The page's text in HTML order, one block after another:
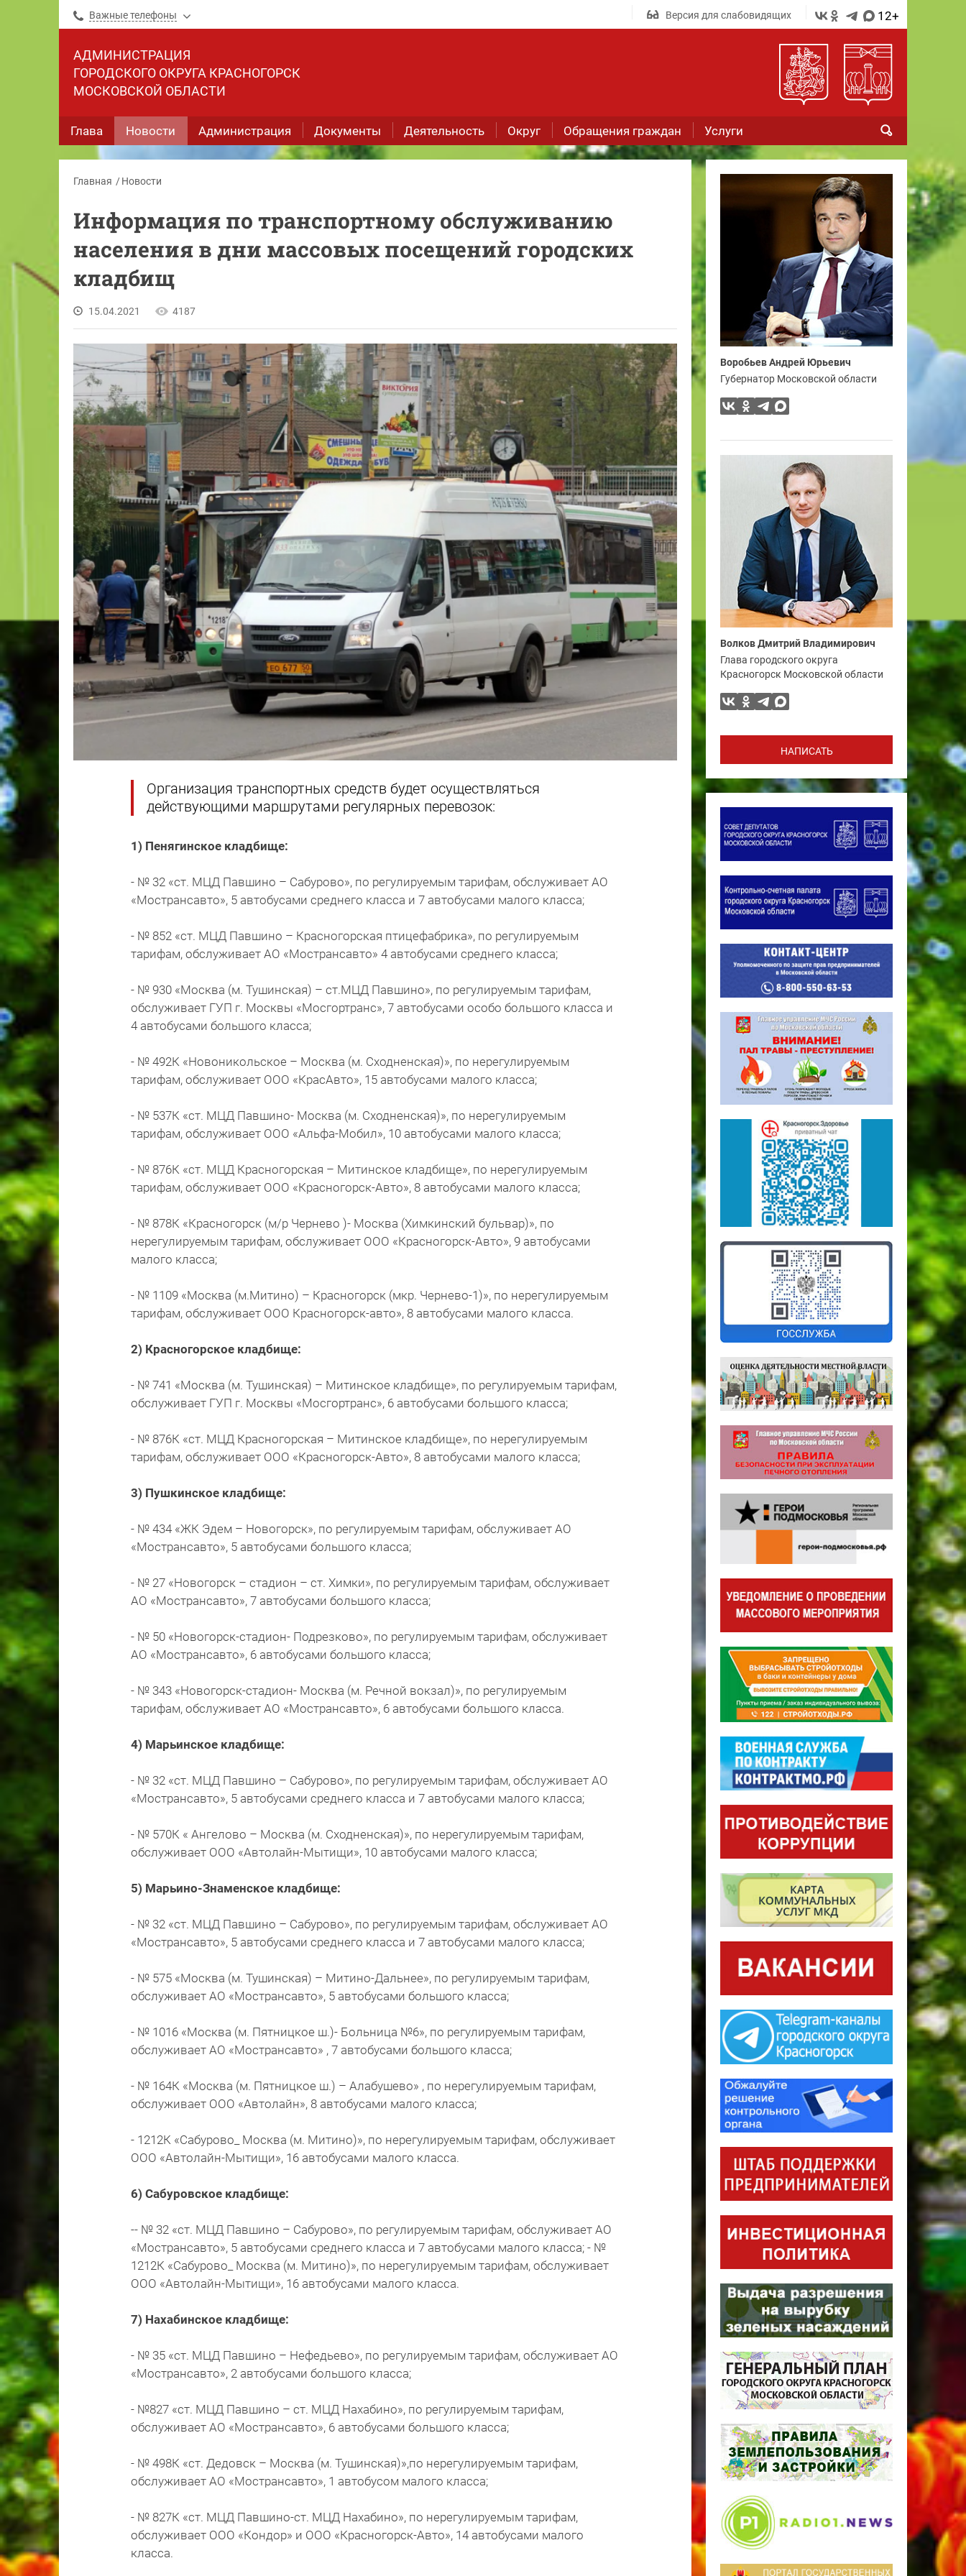
Важные телефоны Версия для слабовидящих 12+
АДМИНИСТРАЦИЯ
ГОРОДСКОГО ОКРУГА КРАСНОГОРСК
МОСКОВСКОЙ ОБЛАСТИ
Глава Новости Администрация Документы Деятельность Округ Обращения граждан Услуги
Главная Новости
Информация по транспортному обслуживанию
населения в дни массовых посещений городских
кладбищ
15.04.2021 4187
Организация транспортных средств будет осуществляться
действующими маршрутами регулярных перевозок:
1) Пенягинское кладбище:
- № 32 «ст. МЦД Павшино – Сабурово», по регулируемым тарифам, обслуживает АО
«Мострансавто», 5 автобусами среднего класса и 7 автобусами малого класса;
- № 852 «ст. МЦД Павшино – Красногорская птицефабрика», по регулируемым
тарифам, обслуживает АО «Мострансавто» 4 автобусами среднего класса;
- № 930 «Москва (м. Тушинская) – ст.МЦД Павшино», по регулируемым тарифам,
обслуживает ГУП г. Москвы «Мосгортранс», 7 автобусами особо большого класса и
4 автобусами большого класса;
- № 492К «Новоникольское – Москва (м. Сходненская)», по нерегулируемым
тарифам, обслуживает ООО «КрасАвто», 15 автобусами малого класса;
- № 537К «ст. МЦД Павшино- Москва (м. Сходненская)», по нерегулируемым
тарифам, обслуживает ООО «Альфа-Мобил», 10 автобусами малого класса;
- № 876К «ст. МЦД Красногорская – Митинское кладбище», по нерегулируемым
тарифам, обслуживает ООО «Красногорск-Авто», 8 автобусами малого класса;
- № 878К «Красногорск (м/р Чернево )- Москва (Химкинский бульвар)», по
нерегулируемым тарифам, обслуживает ООО «Красногорск-Авто», 9 автобусами
малого класса;
- № 1109 «Москва (м.Митино) – Красногорск (мкр. Чернево-1)», по нерегулируемым
тарифам, обслуживает ООО Красногорск-авто», 8 автобусами малого класса.
2) Красногорское кладбище:
- № 741 «Москва (м. Тушинская) – Митинское кладбище», по регулируемым тарифам,
обслуживает ГУП г. Москвы «Мосгортранс», 6 автобусами большого класса;
- № 876К «ст. МЦД Красногорская – Митинское кладбище», по нерегулируемым
тарифам, обслуживает ООО «Красногорск-Авто», 8 автобусами малого класса;
3) Пушкинское кладбище:
- № 434 «ЖК Эдем – Новогорск», по регулируемым тарифам, обслуживает АО
«Мострансавто», 5 автобусами большого класса;
- № 27 «Новогорск – стадион – ст. Химки», по регулируемым тарифам, обслуживает
АО «Мострансавто», 7 автобусами большого класса;
- № 50 «Новогорск-стадион- Подрезково», по регулируемым тарифам, обслуживает
АО «Мострансавто», 6 автобусами большого класса;
- № 343 «Новогорск-стадион- Москва (м. Речной вокзал)», по регулируемым
тарифам, обслуживает АО «Мострансавто», 6 автобусами большого класса.
4) Марьинское кладбище:
- № 32 «ст. МЦД Павшино – Сабурово», по регулируемым тарифам, обслуживает АО
«Мострансавто», 5 автобусами среднего класса и 7 автобусами малого класса;
- № 570К « Ангелово – Москва (м. Сходненская)», по нерегулируемым тарифам,
обслуживает ООО «Автолайн-Мытищи», 10 автобусами малого класса;
5) Марьино-Знаменское кладбище:
- № 32 «ст. МЦД Павшино – Сабурово», по регулируемым тарифам, обслуживает АО
«Мострансавто», 5 автобусами среднего класса и 7 автобусами малого класса;
- № 575 «Москва (м. Тушинская) – Митино-Дальнее», по регулируемым тарифам,
обслуживает АО «Мострансавто», 5 автобусами большого класса;
- № 1016 «Москва (м. Пятницкое ш.)- Больница №6», по регулируемым тарифам,
обслуживает АО «Мострансавто» , 7 автобусами большого класса;
- № 164К «Москва (м. Пятницкое ш.) – Алабушево» , по нерегулируемым тарифам,
обслуживает ООО «Автолайн», 8 автобусами малого класса;
- 1212К «Сабурово_ Москва (м. Митино)», по нерегулируемым тарифам, обслуживает
ООО «Автолайн-Мытищи», 16 автобусами малого класса.
6) Сабуровское кладбище:
-- № 32 «ст. МЦД Павшино – Сабурово», по регулируемым тарифам, обслуживает АО
«Мострансавто», 5 автобусами среднего класса и 7 автобусами малого класса; - №
1212К «Сабурово_ Москва (м. Митино)», по нерегулируемым тарифам, обслуживает
ООО «Автолайн-Мытищи», 16 автобусами малого класса.
7) Нахабинское кладбище:
- № 35 «ст. МЦД Павшино – Нефедьево», по регулируемым тарифам, обслуживает АО
«Мострансавто», 2 автобусами большого класса;
- №827 «ст. МЦД Павшино – ст. МЦД Нахабино», по регулируемым тарифам,
обслуживает АО «Мострансавто», 6 автобусами большого класса;
- № 498К «ст. Дедовск – Москва (м. Тушинская)»,по нерегулируемым тарифам,
обслуживает АО «Мострансавто», 1 автобусом малого класса;
- № 827К «ст. МЦД Павшино-ст. МЦД Нахабино», по нерегулируемым тарифам,
обслуживает ООО «Кондор» и ООО «Красногорск-Авто», 14 автобусами малого
класса.
Воробьев Андрей Юрьевич
Губернатор Московской области
Волков Дмитрий Владимирович
Глава городского округа
Красногорск Московской области
НАПИСАТЬ